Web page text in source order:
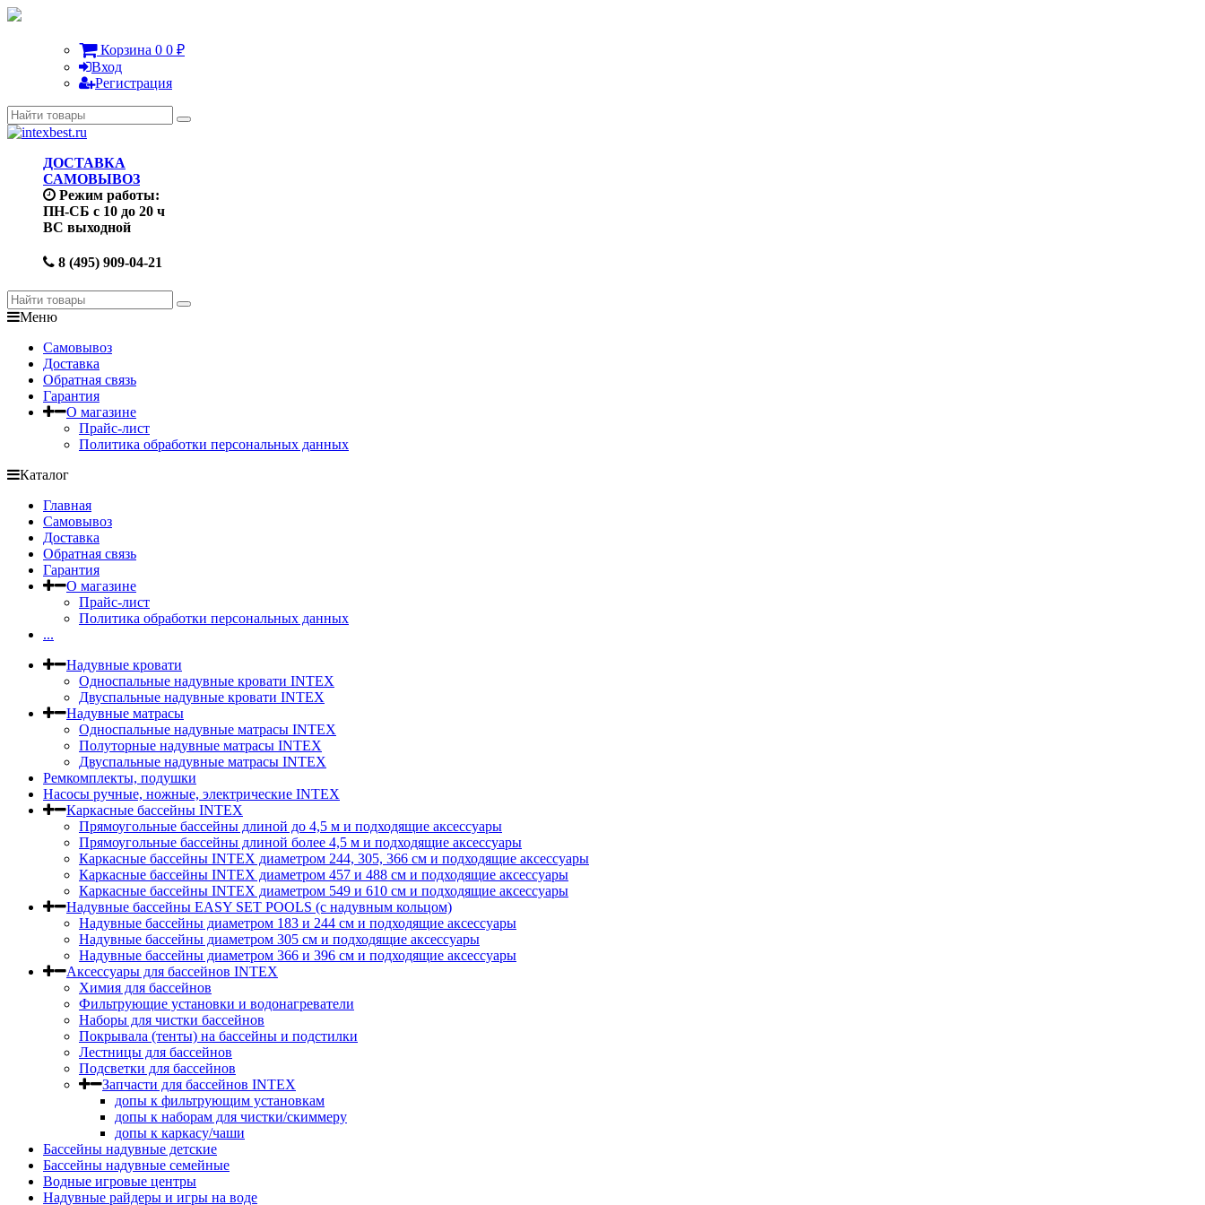
Корзина 0 0 ₽
Вход
Регистрация
ДОСТАВКА
САМОВЫВОЗ
Режим работы:
ПН-СБ с 10 до 20 ч
ВС выходной
8 (495) 909-04-21
Меню
Самовывоз
Доставка
Обратная связь
Гарантия
О магазине
Прайс-лист
Политика обработки персональных данных
Каталог
Главная
Самовывоз
Доставка
Обратная связь
Гарантия
О магазине
Прайс-лист
Политика обработки персональных данных
...
Надувные кровати
Односпальные надувные кровати INTEX
Двуспальные надувные кровати INTEX
Надувные матрасы
Односпальные надувные матрасы INTEX
Полуторные надувные матрасы INTEX
Двуспальные надувные матрасы INTEX
Ремкомплекты, подушки
Насосы ручные, ножные, электрические INTEX
Каркасные бассейны INTEX
Прямоугольные бассейны длиной до 4,5 м и подходящие аксессуары
Прямоугольные бассейны длиной более 4,5 м и подходящие аксессуары
Каркасные бассейны INTEX диаметром 244, 305, 366 см и подходящие аксессуары
Каркасные бассейны INTEX диаметром 457 и 488 cм и подходящие аксессуары
Каркасные бассейны INTEX диаметром 549 и 610 см и подходящие аксессуары
Надувные бассейны EASY SET POOLS (с надувным кольцом)
Надувные бассейны диаметром 183 и 244 см и подходящие аксессуары
Надувные бассейны диаметром 305 см и подходящие аксессуары
Надувные бассейны диаметром 366 и 396 см и подходящие аксессуары
Аксессуары для бассейнов INTEX
Химия для бассейнов
Фильтрующие установки и водонагреватели
Наборы для чистки бассейнов
Покрывала (тенты) на бассейны и подстилки
Лестницы для бассейнов
Подсветки для бассейнов
Запчасти для бассейнов INTEX
допы к фильтрующим установкам
допы к наборам для чистки/скиммеру
допы к каркасу/чаши
Бассейны надувные детские
Бассейны надувные семейные
Водные игровые центры
Надувные райдеры и игры на воде